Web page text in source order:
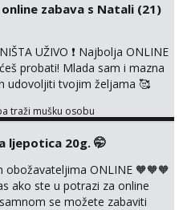
squirt, razne anal igračke,
S KOLEGICAMA
footfetiši itd 🔞 ❣️Radim već
iskustva i više načina pla...
zabava s Natali (21)
UŽIVO ❗ Najbolja ONLINE
probati! Mlada sam i mazna
udovoljiti tvojim željama 🥰
kako ćemo se zabaviti.
u kojem se sama
s dečkom, igračkama
o seksi temama koje
🤭 Čekam...
traži mušku osobu
ljepotica 20g. 🤭
obožavateljima ONLINE 🧡🧡🧡
ako ste u potrazi za online
se možete zabaviti